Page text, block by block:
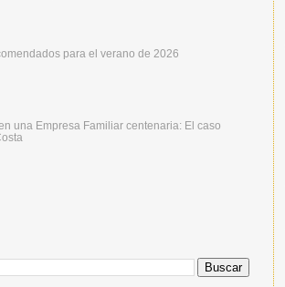
para el verano de 2026
una Empresa Familiar centenaria: El caso